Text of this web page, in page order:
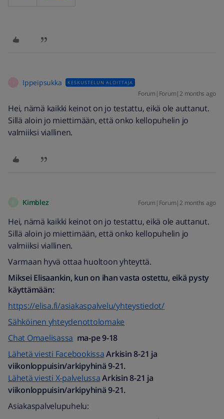
Ippeipsukka KESKUSTELUN ALOITTAJA
Forum|Forum|2 months ago
Hei, nämä kaikki keinot on jo testattu, eikä ole auttanut.
Sillä aloin jo miettimään, että onko kellopuhelin jo
valmiiksi viallinen.
Kimblez Forum|Forum|2 months ago
Hei, nämä kaikki keinot on jo testattu, eikä ole auttanut.
Sillä aloin jo miettimään, että onko kellopuhelin jo
valmiiksi viallinen.
Varmaan hyvä ottaa huoltoon yhteyttä.
Miksei Elisaankin, kun on ihan vasta ostettu, eikä pysty
käyttämään:
https://elisa.fi/asiakaspalvelu/yhteystiedot/
Sähköinen yhteydenottolomake
Chat Omaelisassa ma-pe 9-18
Lähetä viesti FacebookissaArkisin 8-21 ja
viikonloppuisin/arkipyhinä 9-21.
Lähetä viesti X-palvelussaArkisin 8-21 ja
viikonloppuisin/arkipyhinä 9-21.
Asiakaspalvelupuhelu: